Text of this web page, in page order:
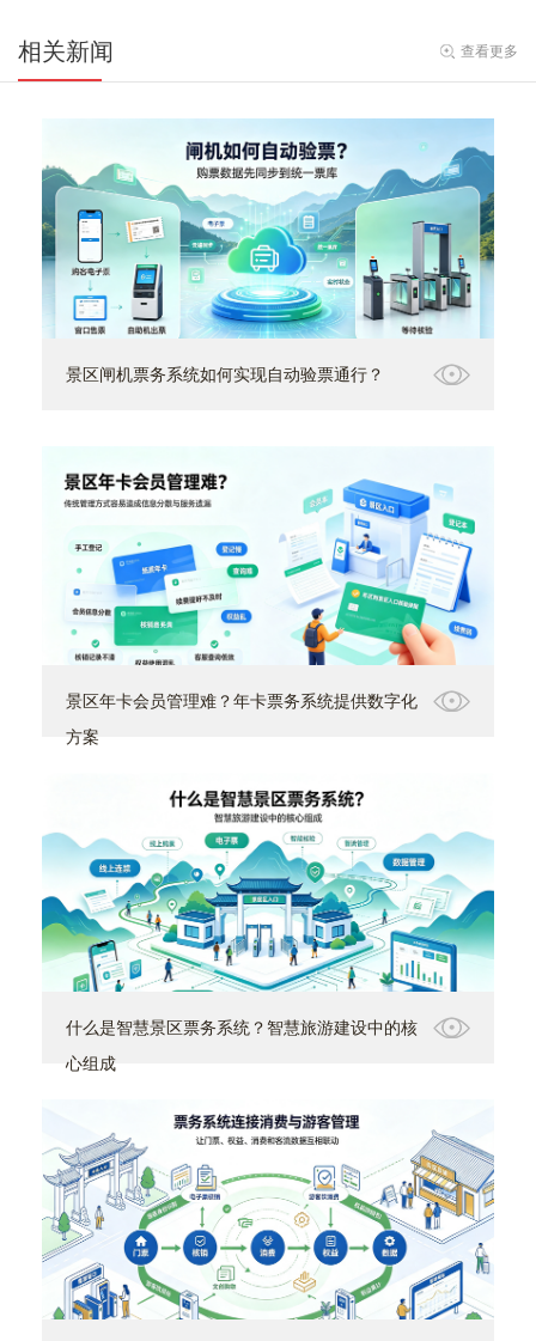
相关新闻 查看更多
景区闸机票务系统如何实现自动验票通行？
景区年卡会员管理难？年卡票务系统提供数字化
方案
什么是智慧景区票务系统？智慧旅游建设中的核
心组成